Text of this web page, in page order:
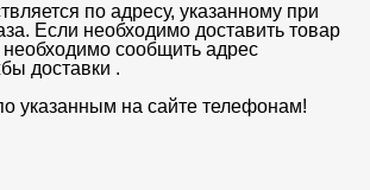
по адресу, указанному при
Если необходимо доставить товар
необходимо сообщить адрес
доставки .
указанным на сайте телефонам!